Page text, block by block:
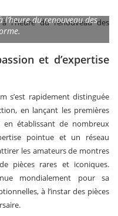
du renouveau des
et d’expertise
s’est rapidement distinguée
en lançant les premières
établissant de nombreux
pointue et un réseau
les amateurs de montres
pièces rares et iconiques.
mondialement pour sa
à l’instar des pièces